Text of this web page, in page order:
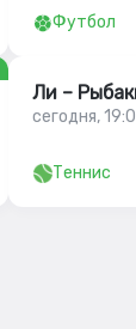
Футбол
Ли –
сегодня,
Теннис